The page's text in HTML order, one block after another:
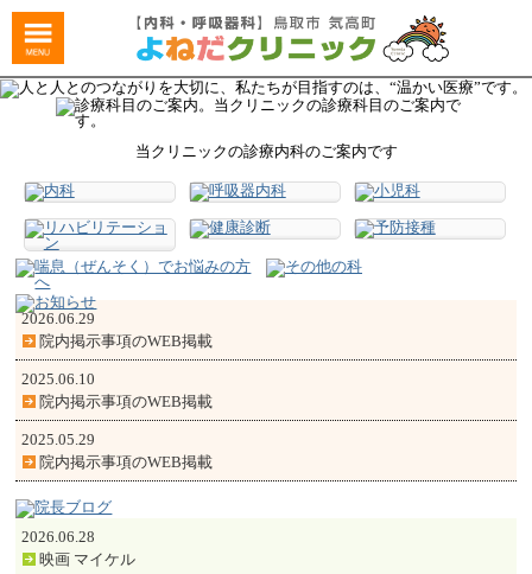
当クリニックの診療内科のご案内です
2026.06.29
院内掲示事項のWEB掲載
2025.06.10
院内掲示事項のWEB掲載
2025.05.29
院内掲示事項のWEB掲載
2026.06.28
映画 マイケル